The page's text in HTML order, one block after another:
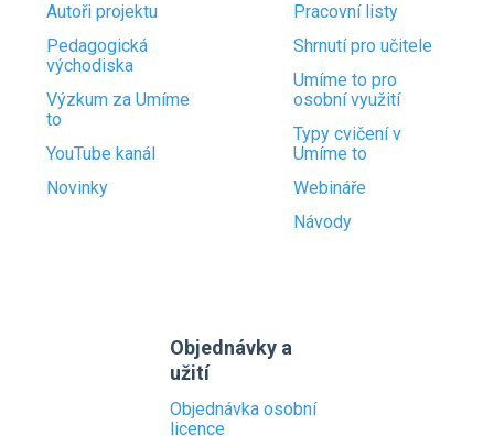
Autoři projektu
Pedagogická
východiska
Výzkum za Umíme
to
YouTube kanál
Novinky
Pracovní listy
Shrnutí pro učitele
Umíme to pro
osobní využití
Typy cvičení v
Umíme to
Webináře
Návody
Objednávky a
užití
Objednávka osobní
licence